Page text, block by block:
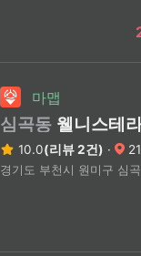
마맵
심곡동 웰니스테
10.0(리뷰 2건) ·
경기도 부천시 원미구 심